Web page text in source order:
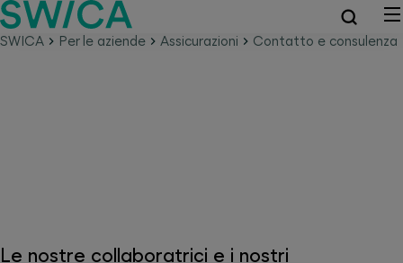
SWICA Per le aziende Assicurazioni Contatto e consulenza
Le nostre collaboratrici e i nostri